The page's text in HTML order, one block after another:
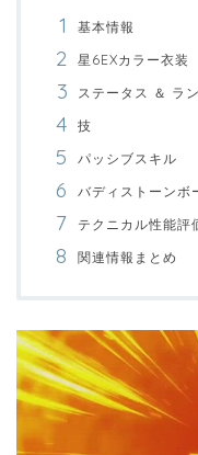
基本情報
星6EXカラー衣装
ステータス ＆ ラ
技
パッシブスキル
バディストーンボ
テクニカル性能評
関連情報まとめ